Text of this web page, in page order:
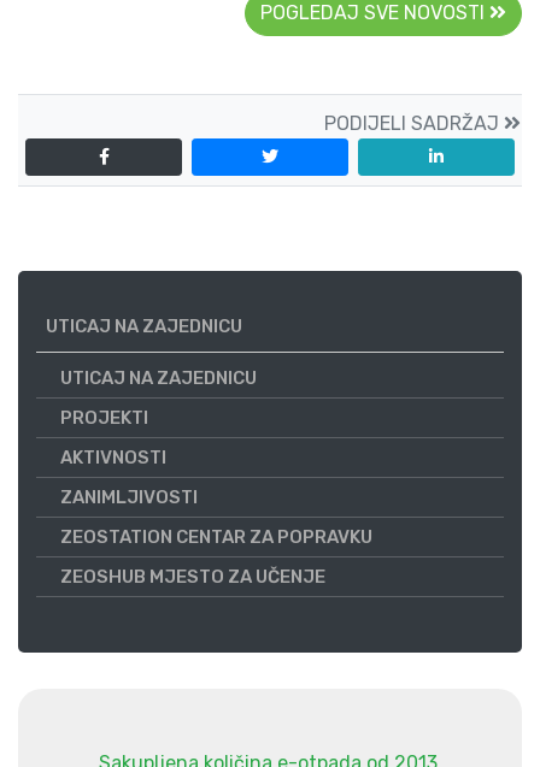
POGLEDAJ SVE NOVOSTI
PODIJELI SADRŽAJ
UTICAJ NA ZAJEDNICU
UTICAJ NA ZAJEDNICU
PROJEKTI
AKTIVNOSTI
ZANIMLJIVOSTI
ZEOSTATION CENTAR ZA POPRAVKU
ZEOSHUB MJESTO ZA UČENJE